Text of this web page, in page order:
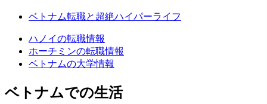
ベトナム転職と超絶ハイパーライフ
ハノイの転職情報
ホーチミンの転職情報
ベトナムの大学情報
ベトナムでの生活